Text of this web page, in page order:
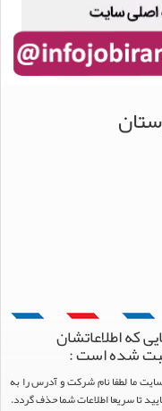
که اطلاعاتشان
ثبت شده است :
ما لطفا نام شرکت و آدرس را به
تا سریعا اطلاعات شما حذف گردد.